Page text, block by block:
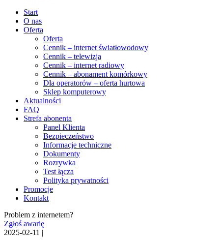
Start
O nas
Oferta
Oferta
Cennik – internet światłowodowy
Cennik – telewizja
Cennik – internet radiowy
Cennik – abonament komórkowy
Dla operatorów – oferta hurtowa
Sklep komputerowy
Aktualności
FAQ
Strefa abonenta
Panel Klienta
Bezpieczeństwo
Informacje techniczne
Dokumenty
Rozrywka
Test łącza
Polityka prywatności
Promocje
Kontakt
Problem z internetem?
Zgłoś awarię
2025-02-11 |